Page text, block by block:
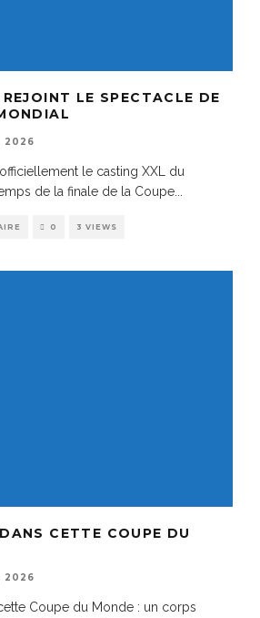
LE SPECTACLE DE
2026
le casting XXL du
de la finale de la Coupe
0 3 VIEWS
CETTE COUPE DU
2026
Coupe du Monde : un corps